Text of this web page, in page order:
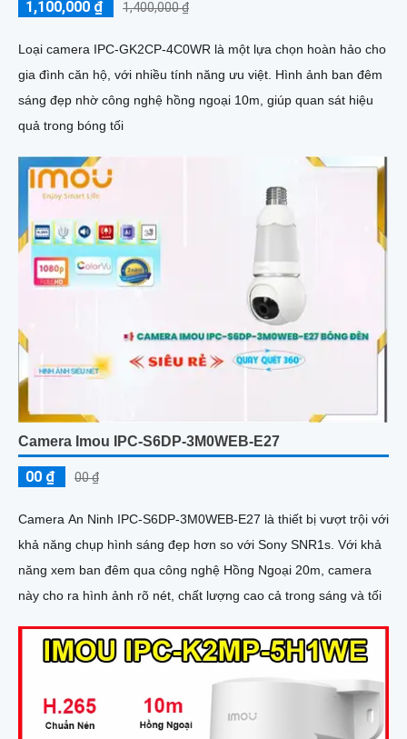
1,100,000 ₫ 1,400,000 ₫
Loại camera IPC-GK2CP-4C0WR là một lựa chọn hoàn hảo cho
gia đình căn hộ, với nhiều tính năng ưu việt. Hình ảnh ban đêm
sáng đẹp nhờ công nghệ hồng ngoại 10m, giúp quan sát hiệu
quả trong bóng tối
Camera Imou IPC-S6DP-3M0WEB-E27
00 ₫ 00 ₫
Camera An Ninh IPC-S6DP-3M0WEB-E27 là thiết bị vượt trội với
khả năng chụp hình sáng đẹp hơn so với Sony SNR1s. Với khả
năng xem ban đêm qua công nghệ Hồng Ngoại 20m, camera
này cho ra hình ảnh rõ nét, chất lượng cao cả trong sáng và tối